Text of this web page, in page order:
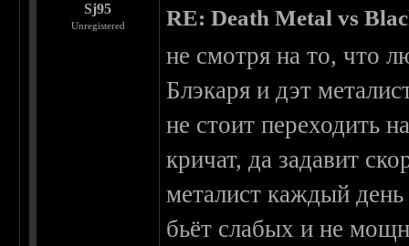
Sj95
Unregistered RE: Death Metal vs
не смотря на то, что
Блэкаря и дэт
не стоит переходить
кричат, да задавит
металист каждый
бьёт слабых и не